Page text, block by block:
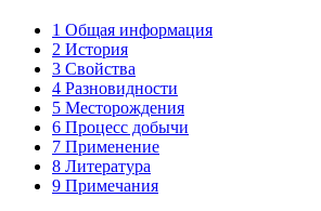
1 Общая информация
2 История
3 Свойства
4 Разновидности
5 Месторождения
6 Процесс добычи
7 Применение
8 Литература
9 Примечания